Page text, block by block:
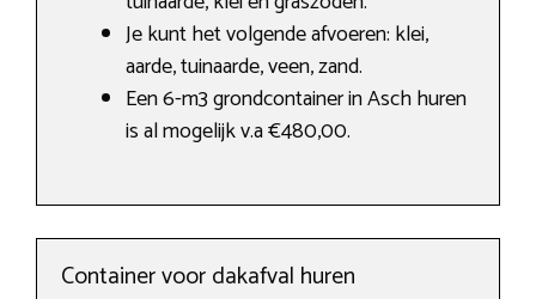
Je kunt het volgende afvoeren: klei,
aarde, tuinaarde, veen, zand.
Een 6-m3 grondcontainer in Asch huren
is al mogelijk v.a €480,00.
Container voor dakafval huren